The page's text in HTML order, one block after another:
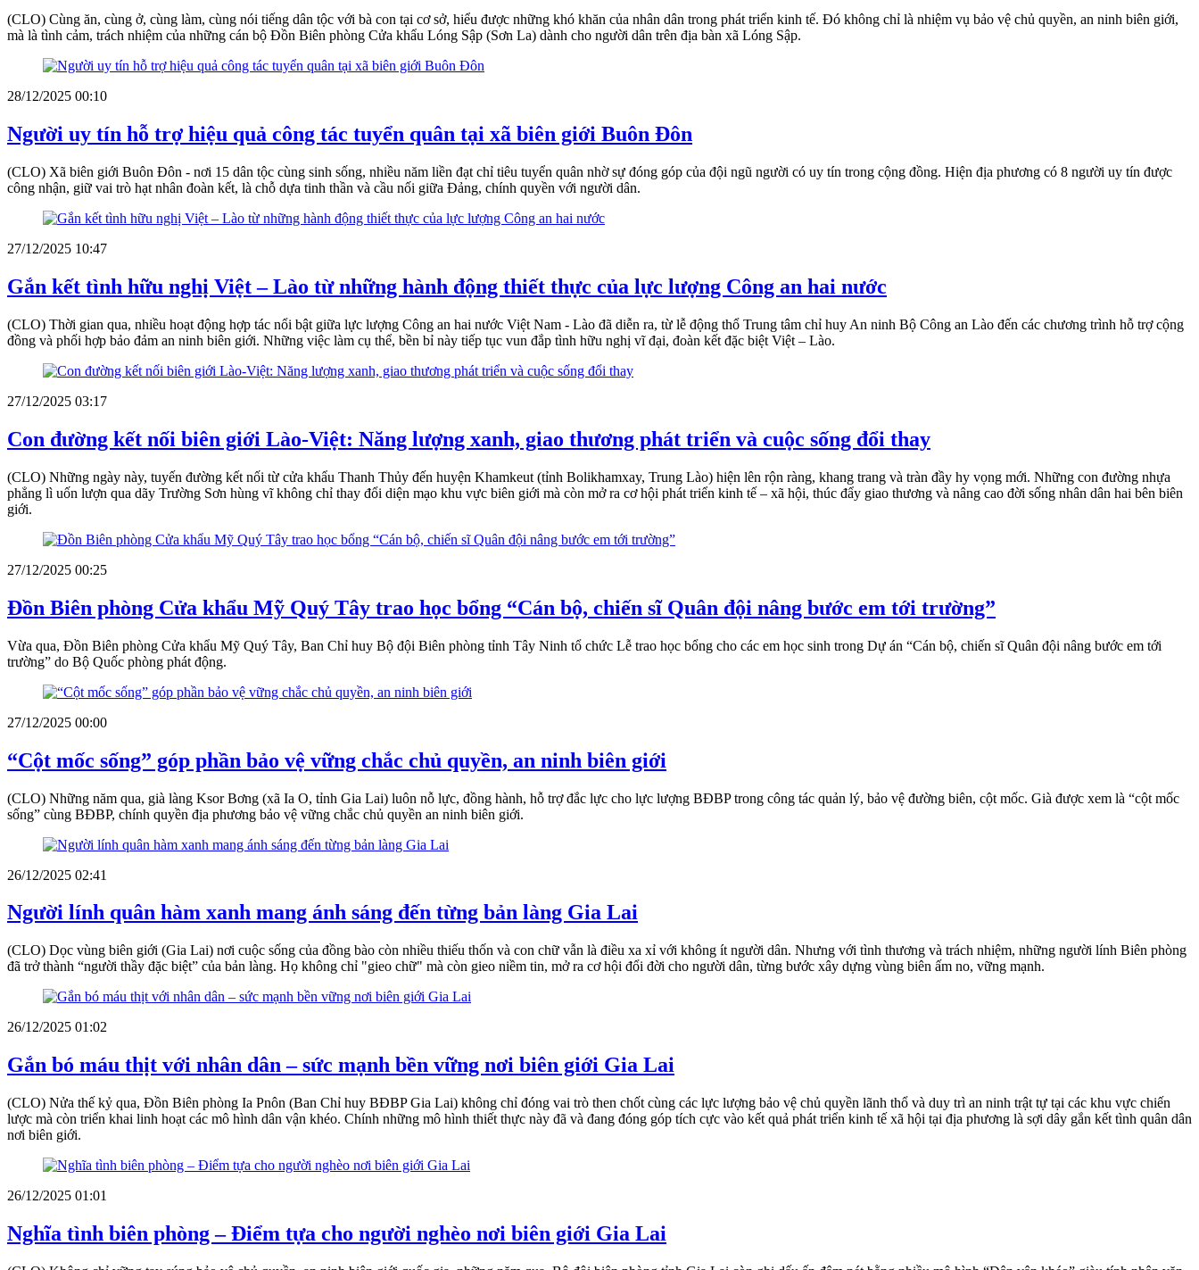
(CLO) Cùng ăn, cùng ở, cùng làm, cùng nói tiếng dân tộc với bà con tại cơ sở, hiểu được những khó khăn của nhân dân trong phát triển kinh tế. Đó không chỉ là nhiệm vụ bảo vệ chủ quyền, an ninh biên giới,
mà là tình cảm, trách nhiệm của những cán bộ Đồn Biên phòng Cửa khẩu Lóng Sập (Sơn La) dành cho người dân trên địa bàn xã Lóng Sập.
28/12/2025 00:10
Người uy tín hỗ trợ hiệu quả công tác tuyển quân tại xã biên giới Buôn Đôn
(CLO) Xã biên giới Buôn Đôn - nơi 15 dân tộc cùng sinh sống, nhiều năm liền đạt chỉ tiêu tuyển quân nhờ sự đóng góp của đội ngũ người có uy tín trong cộng đồng. Hiện địa phương có 8 người uy tín được
công nhận, giữ vai trò hạt nhân đoàn kết, là chỗ dựa tinh thần và cầu nối giữa Đảng, chính quyền với người dân.
27/12/2025 10:47
Gắn kết tình hữu nghị Việt – Lào từ những hành động thiết thực của lực lượng Công an hai nước
(CLO) Thời gian qua, nhiều hoạt động hợp tác nổi bật giữa lực lượng Công an hai nước Việt Nam - Lào đã diễn ra, từ lễ động thổ Trung tâm chỉ huy An ninh Bộ Công an Lào đến các chương trình hỗ trợ cộng
đồng và phối hợp bảo đảm an ninh biên giới. Những việc làm cụ thể, bền bỉ này tiếp tục vun đắp tình hữu nghị vĩ đại, đoàn kết đặc biệt Việt – Lào.
27/12/2025 03:17
Con đường kết nối biên giới Lào-Việt: Năng lượng xanh, giao thương phát triển và cuộc sống đổi thay
(CLO) Những ngày này, tuyến đường kết nối từ cửa khẩu Thanh Thủy đến huyện Khamkeut (tỉnh Bolikhamxay, Trung Lào) hiện lên rộn ràng, khang trang và tràn đầy hy vọng mới. Những con đường nhựa
phẳng lì uốn lượn qua dãy Trường Sơn hùng vĩ không chỉ thay đổi diện mạo khu vực biên giới mà còn mở ra cơ hội phát triển kinh tế – xã hội, thúc đẩy giao thương và nâng cao đời sống nhân dân hai bên biên
giới.
27/12/2025 00:25
Đồn Biên phòng Cửa khẩu Mỹ Quý Tây trao học bổng “Cán bộ, chiến sĩ Quân đội nâng bước em tới trường”
Vừa qua, Đồn Biên phòng Cửa khẩu Mỹ Quý Tây, Ban Chỉ huy Bộ đội Biên phòng tỉnh Tây Ninh tổ chức Lễ trao học bổng cho các em học sinh trong Dự án “Cán bộ, chiến sĩ Quân đội nâng bước em tới
trường” do Bộ Quốc phòng phát động.
27/12/2025 00:00
“Cột mốc sống” góp phần bảo vệ vững chắc chủ quyền, an ninh biên giới
(CLO) Những năm qua, già làng Ksor Bơng (xã Ia O, tỉnh Gia Lai) luôn nỗ lực, đồng hành, hỗ trợ đắc lực cho lực lượng BĐBP trong công tác quản lý, bảo vệ đường biên, cột mốc. Già được xem là “cột mốc
sống” cùng BĐBP, chính quyền địa phương bảo vệ vững chắc chủ quyền an ninh biên giới.
26/12/2025 02:41
Người lính quân hàm xanh mang ánh sáng đến từng bản làng Gia Lai
(CLO) Dọc vùng biên giới (Gia Lai) nơi cuộc sống của đồng bào còn nhiều thiếu thốn và con chữ vẫn là điều xa xỉ với không ít người dân. Nhưng với tình thương và trách nhiệm, những người lính Biên phòng
đã trở thành “người thầy đặc biệt” của bản làng. Họ không chỉ "gieo chữ" mà còn gieo niềm tin, mở ra cơ hội đổi đời cho người dân, từng bước xây dựng vùng biên ấm no, vững mạnh.
26/12/2025 01:02
Gắn bó máu thịt với nhân dân – sức mạnh bền vững nơi biên giới Gia Lai
(CLO) Nửa thế kỷ qua, Đồn Biên phòng Ia Pnôn (Ban Chỉ huy BĐBP Gia Lai) không chỉ đóng vai trò then chốt cùng các lực lượng bảo vệ chủ quyền lãnh thổ và duy trì an ninh trật tự tại các khu vực chiến
lược mà còn triển khai linh hoạt các mô hình dân vận khéo. Chính những mô hình thiết thực này đã và đang đóng góp tích cực vào kết quả phát triển kinh tế xã hội tại địa phương là sợi dây gắn kết tình quân dân
nơi biên giới.
26/12/2025 01:01
Nghĩa tình biên phòng – Điểm tựa cho người nghèo nơi biên giới Gia Lai